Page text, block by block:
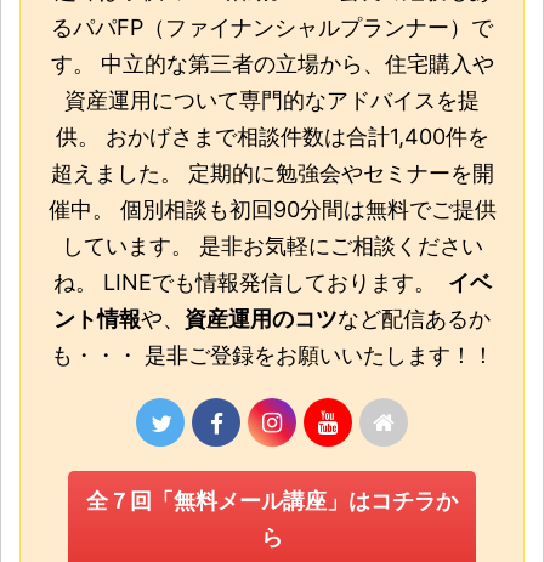
るパパFP（ファイナンシャルプランナー）で
す。 中立的な第三者の立場から、住宅購入や
資産運用について専門的なアドバイスを提
供。 おかげさまで相談件数は合計1,400件を
超えました。 定期的に勉強会やセミナーを開
催中。 個別相談も初回90分間は無料でご提供
しています。 是非お気軽にご相談ください
ね。 LINEでも情報発信しております。 イベ
ント情報や、 資産運用のコツなど配信あるか
も・・・ 是非ご登録をお願いいたします！！
全７回「無料メール講座」はコチラか
ら